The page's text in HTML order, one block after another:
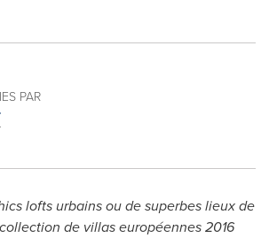
PAR
lofts urbains ou de superbes lieux de
de villas européennes 2016